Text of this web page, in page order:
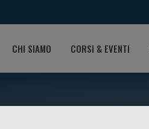
CHI SIAMO CORSI & EVENTI